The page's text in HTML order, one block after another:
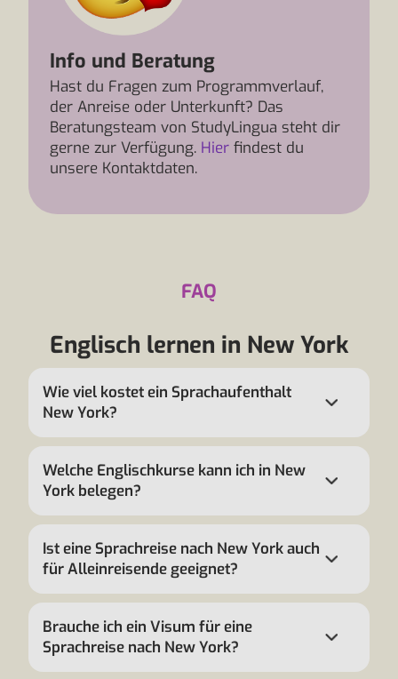
Info und Beratung
Hast du Fragen zum Programmverlauf,
der Anreise oder Unterkunft? Das
Beratungsteam von StudyLingua steht dir
gerne zur Verfügung. Hier findest du
unsere Kontaktdaten.
FAQ
Englisch lernen in New York
Wie viel kostet ein Sprachaufenthalt
New York?
Welche Englischkurse kann ich in New
York belegen?
Ist eine Sprachreise nach New York auch
für Alleinreisende geeignet?
Brauche ich ein Visum für eine
Sprachreise nach New York?